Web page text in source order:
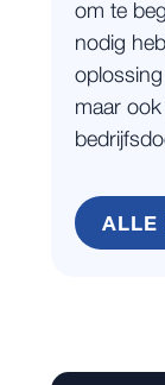
om te
nodig
maar
ALLE